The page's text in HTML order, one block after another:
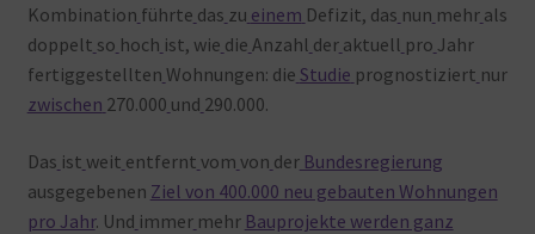
Kombination führte das zu einem Defizit, das nun mehr als
doppelt so hoch ist, wie die Anzahl der aktuell pro Jahr
fertiggestellten Wohnungen: die Studie prognostiziert nur
zwischen 270.000 und 290.000.
Das ist weit entfernt vom von derBundesregierung
ausgegebenen Ziel von 400.000 neu gebauten Wohnungen
pro Jahr. Und immer mehr Bauprojekte werden ganz